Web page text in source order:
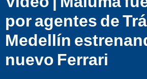
por agentes de
Medellín
nuevo Ferrari